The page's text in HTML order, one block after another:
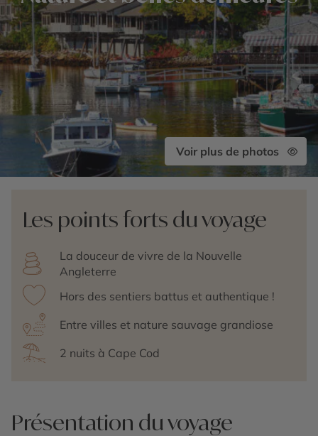
Voir plus de photos
Les points forts du voyage
La douceur de vivre de la Nouvelle
Angleterre
Hors des sentiers battus et authentique !
Entre villes et nature sauvage grandiose
2 nuits à Cape Cod
Présentation du voyage